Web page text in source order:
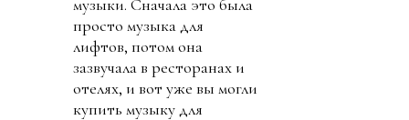
музыки. Сначала это была
просто музыка для
лифтов, потом она
зазвучала в ресторанах и
отелях, и вот уже вы могли
купить музыку для